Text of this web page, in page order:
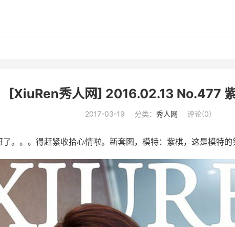
[XiuRen秀人网] 2016.02.13 No.477
2017-03-19 分类： 秀人网 评论(0)
。。。得赶紧收拾心情啦。新套图，模特：紫棋，这是模特